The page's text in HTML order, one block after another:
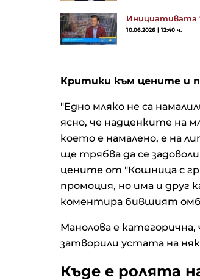
Инициативата
10.06.2026 | 12:40 ч.
Критики към цените и
"Едно мляко не са
ясно, че надценките на
което е намалено, е на
ще трябва да се
цените от "Кошница с
промоция, но има и друг
коментира бившият
Манолова е
затворили устата на
Къде е ролята